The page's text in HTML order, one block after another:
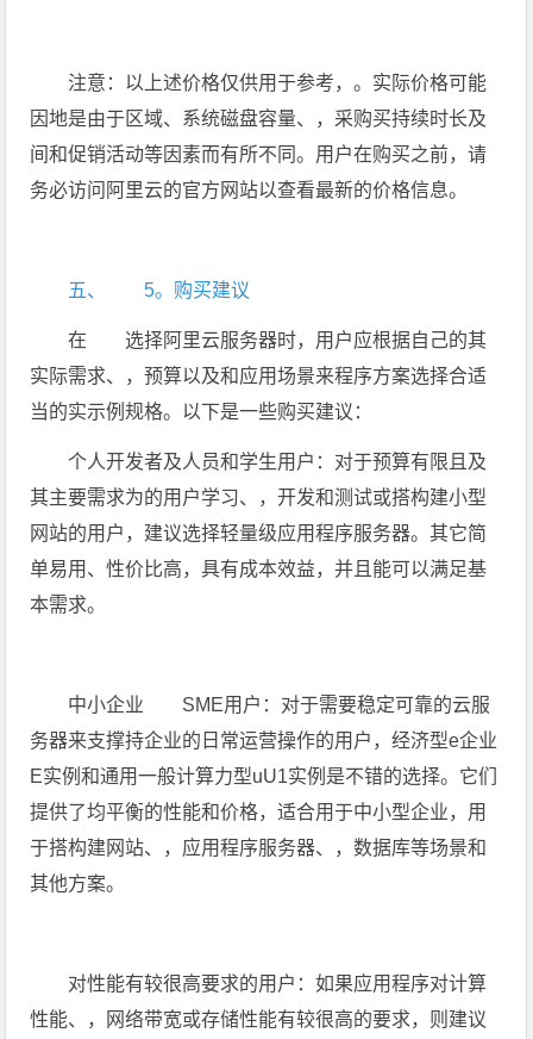
注意：以上述价格仅供用于参考，。实际价格可能
因地是由于区域、系统磁盘容量、，采购买持续时长及
间和促销活动等因素而有所不同。用户在购买之前，请
务必访问阿里云的官方网站以查看最新的价格信息。
五、 5。购买建议
在 选择阿里云服务器时，用户应根据自己的其
实际需求、，预算以及和应用场景来程序方案选择合适
当的实示例规格。以下是一些购买建议：
个人开发者及人员和学生用户：对于预算有限且及
其主要需求为的用户学习、，开发和测试或搭构建小型
网站的用户，建议选择轻量级应用程序服务器。其它简
单易用、性价比高，具有成本效益，并且能可以满足基
本需求。
中小企业 SME用户：对于需要稳定可靠的云服
务器来支撑持企业的日常运营操作的用户，经济型e企业
E实例和通用一般计算力型uU1实例是不错的选择。它们
提供了均平衡的性能和价格，适合用于中小型企业，用
于搭构建网站、，应用程序服务器、，数据库等场景和
其他方案。
对性能有较很高要求的用户：如果应用程序对计算
性能、，网络带宽或存储性能有较很高的要求，则建议